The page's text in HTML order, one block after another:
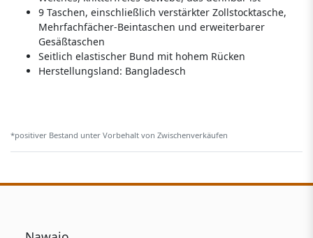
9 Taschen, einschließlich verstärkter Zollstocktasche,
Mehrfachfächer-Beintaschen und erweiterbarer
Gesäßtaschen
Seitlich elastischer Bund mit hohem Rücken
Herstellungsland: Bangladesch
*positiver Bestand unter Vorbehalt von Zwischenverkäufen